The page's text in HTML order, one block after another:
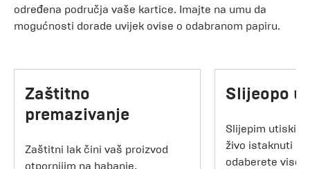
određena područja vaše kartice. Imajte na umu da
mogućnosti dorade uvijek ovise o odabranom papiru.
Zaštitno
premazivanje
Zaštitni lak čini vaš proizvod
otpornijim na habanje,
Slijeopo
Slijepim
živo istaknuti
odaberete